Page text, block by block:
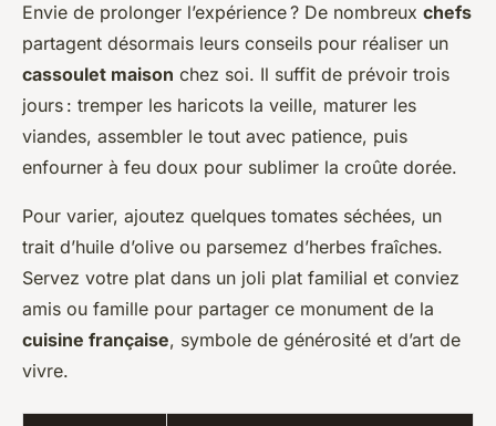
Envie de prolonger l’expérience ? De nombreux chefs
partagent désormais leurs conseils pour réaliser un
cassoulet maison chez soi. Il suffit de prévoir trois
jours : tremper les haricots la veille, maturer les
viandes, assembler le tout avec patience, puis
enfourner à feu doux pour sublimer la croûte dorée.
Pour varier, ajoutez quelques tomates séchées, un
trait d’huile d’olive ou parsemez d’herbes fraîches.
Servez votre plat dans un joli plat familial et conviez
amis ou famille pour partager ce monument de la
cuisine française, symbole de générosité et d’art de
vivre.